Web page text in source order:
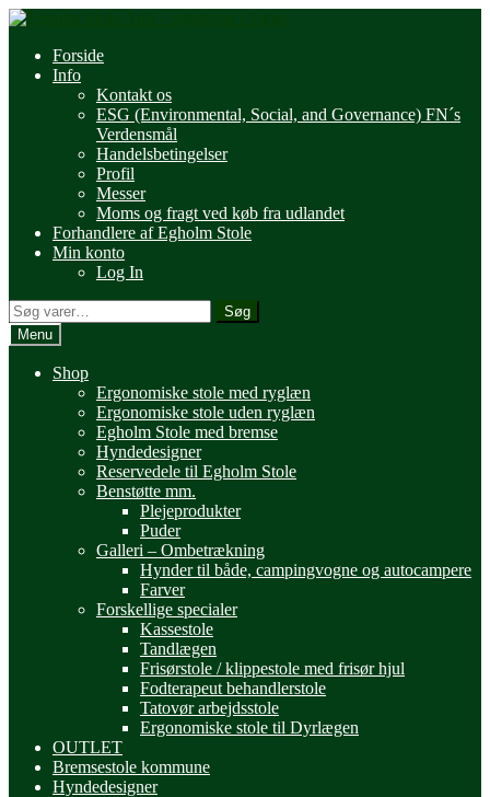
Spring
navigation
Spring
indholdForside
Info
Kontakt os
ESG (Environmental, Social, and Governance) FN´s
Verdensmål
Handelsbetingelser
Profil
Messer
Moms og fragt ved køb fra udlandet
Forhandlere af Egholm Stole
Min konto
Log In
Søg
efter:
Søg
Menu
Shop
Ergonomiske stole med ryglæn
Ergonomiske stole uden ryglæn
Egholm Stole med bremse
Hyndedesigner
Reservedele til Egholm Stole
Benstøtte mm.
Plejeprodukter
Puder
Galleri – Ombetrækning
Hynder til både, campingvogne og autocampere
Farver
Forskellige specialer
Kassestole
Tandlægen
Frisørstole / klippestole med frisør hjul
Fodterapeut behandlerstole
Tatovør arbejdsstole
Ergonomiske stole til Dyrlægen
OUTLET
Bremsestole kommune
Hyndedesigner